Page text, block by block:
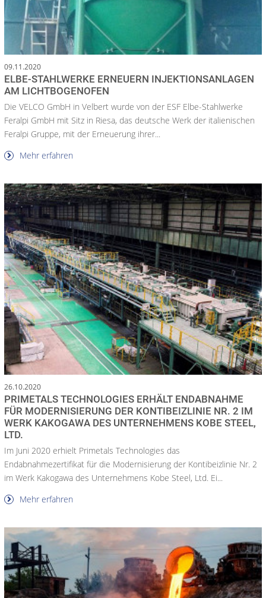
09.11.2020
ELBE-STAHLWERKE ERNEUERN INJEKTIONSANLAGEN
AM LICHTBOGENOFEN
Die VELCO GmbH in Velbert wurde von der ESF Elbe-Stahlwerke
Feralpi GmbH mit Sitz in Riesa, das deutsche Werk der italienischen
Feralpi Gruppe, mit der Erneuerung ihrer...
Mehr erfahren
26.10.2020
PRIMETALS TECHNOLOGIES ERHÄLT ENDABNAHME
FÜR MODERNISIERUNG DER KONTIBEIZLINIE NR. 2 IM
WERK KAKOGAWA DES UNTERNEHMENS KOBE STEEL,
LTD.
Im Juni 2020 erhielt Primetals Technologies das
Endabnahmezertifikat für die Modernisierung der Kontibeizlinie Nr. 2
im Werk Kakogawa des Unternehmens Kobe Steel, Ltd. Ei...
Mehr erfahren